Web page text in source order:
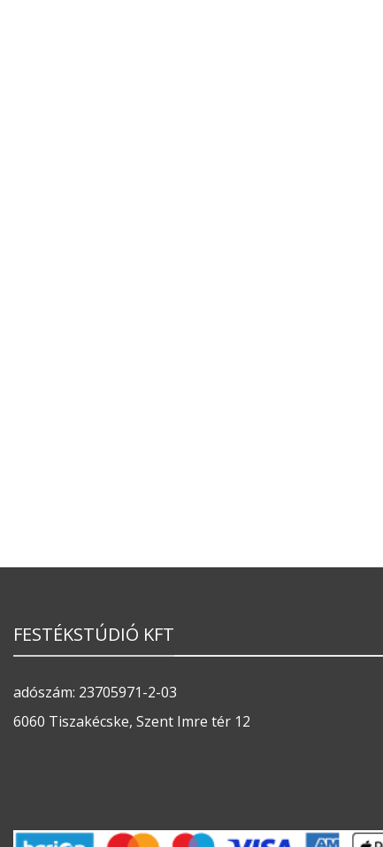
FESTÉKSTÚDIÓ KFT
adószám: 23705971-2-03
6060 Tiszakécske, Szent Imre tér 12